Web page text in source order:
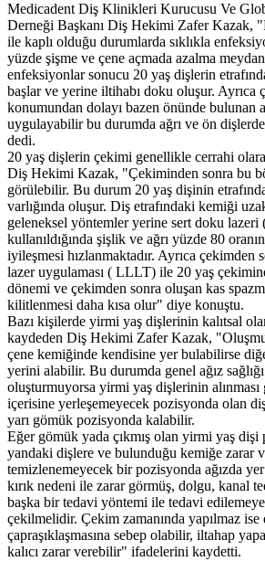
Medicadent Diş Klinikleri Kurucusu Ve
Derneği Başkanı Diş Hekimi Zafer Kazak,
ile kaplı olduğu durumlarda sıklıkla
yüzde şişme ve çene açmada azalma
enfeksiyonlar sonucu 20 yaş dişlerin
başlar ve yerine iltihabı doku oluşur. Ayrıca
konumundan dolayı bazen önünde bulunan
uygulayabilir bu durumda ağrı ve ön
dedi.
20 yaş dişlerin çekimi genellikle cerrahi
Diş Hekimi Kazak, "Çekiminden sonra bu
görülebilir. Bu durum 20 yaş dişinin
varlığında oluşur. Diş etrafındaki kemiği
geleneksel yöntemler yerine sert doku
kullanıldığında şişlik ve ağrı yüzde 80
iyileşmesi hızlanmaktadır. Ayrıca çekimden
lazer uygulaması ( LLLT) ile 20 yaş
dönemi ve çekimden sonra oluşan kas
kilitlenmesi daha kısa olur" diye konuştu.
Bazı kişilerde yirmi yaş dişlerinin kalıtsal
kaydeden Diş Hekimi Zafer Kazak,
çene kemiğinde kendisine yer bulabilirse
yerini alabilir. Bu durumda genel ağız sağlığı
oluşturmuyorsa yirmi yaş dişlerinin alınması
içerisine yerleşemeyecek pozisyonda olan
yarı gömük pozisyonda kalabilir.
Eğer gömük yada çıkmış olan yirmi yaş
yandaki dişlere ve bulunduğu kemiğe zarar
temizlenemeyecek bir pozisyonda ağızda
kırık nedeni ile zarar görmüş, dolgu, kanal
başka bir tedavi yöntemi ile tedavi
çekilmelidir. Çekim zamanında yapılmaz ise
çapraşıklaşmasına sebep olabilir, iltahap
kalıcı zarar verebilir" ifadelerini kaydetti.